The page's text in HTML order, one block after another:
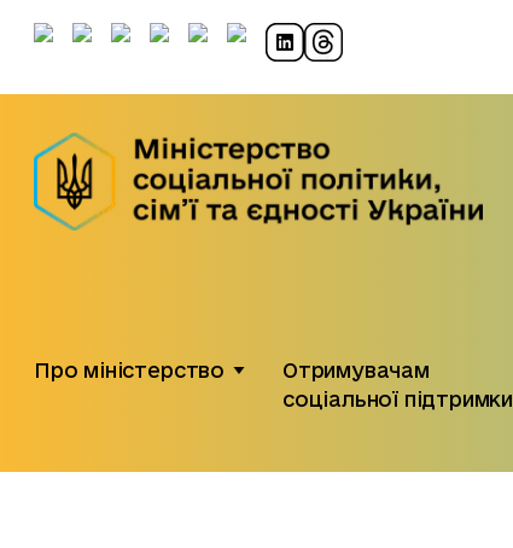
Про міністерство
Отримувачам
соціальної підтримки